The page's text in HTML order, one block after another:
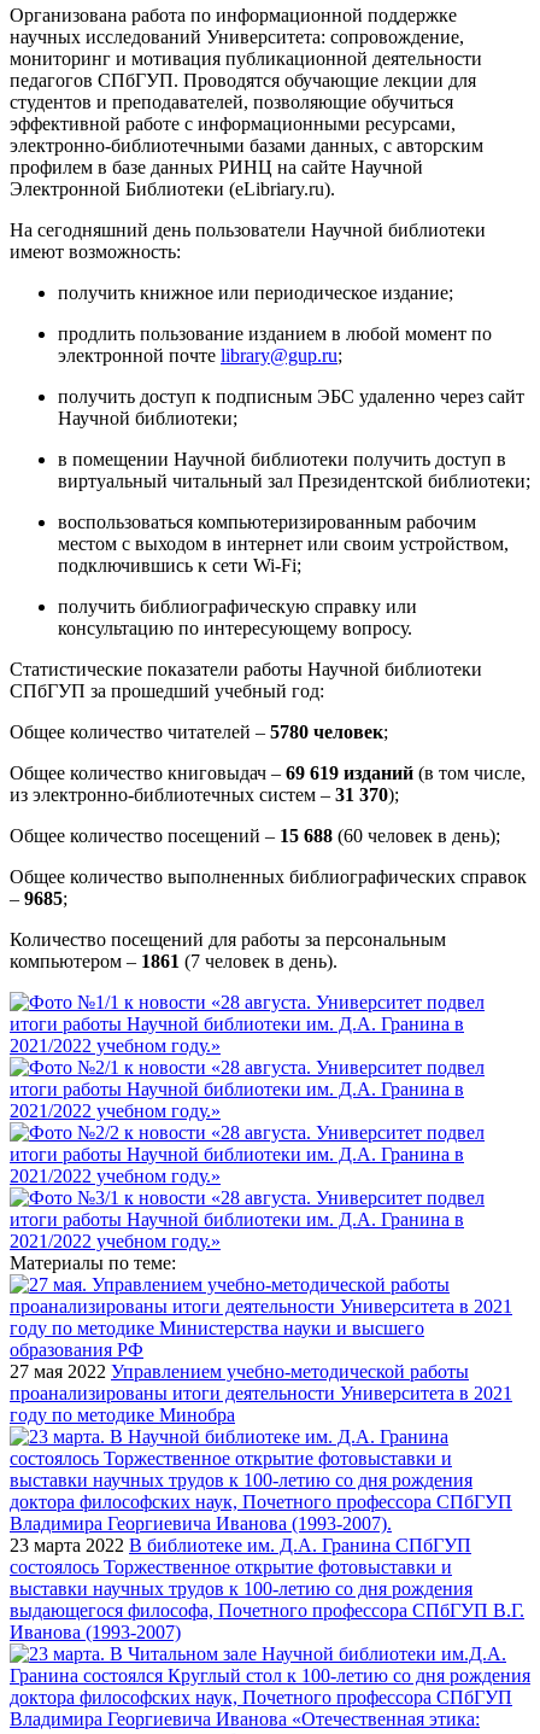
Организована работа по информационной поддержке
научных исследований Университета: сопровождение,
мониторинг и мотивация публикационной деятельности
педагогов СПбГУП. Проводятся обучающие лекции для
студентов и преподавателей, позволяющие обучиться
эффективной работе с информационными ресурсами,
электронно-библиотечными базами данных, с авторским
профилем в базе данных РИНЦ на сайте Научной
Электронной Библиотеки (eLibriary.ru).
На сегодняшний день пользователи Научной библиотеки
имеют возможность:
получить книжное или периодическое издание;
продлить пользование изданием в любой момент по
электронной почте library@gup.ru;
получить доступ к подписным ЭБС удаленно через сайт
Научной библиотеки;
в помещении Научной библиотеки получить доступ в
виртуальный читальный зал Президентской библиотеки;
воспользоваться компьютеризированным рабочим
местом с выходом в интернет или своим устройством,
подключившись к сети Wi-Fi;
получить библиографическую справку или
консультацию по интересующему вопросу.
Статистические показатели работы Научной библиотеки
СПбГУП за прошедший учебный год:
Общее количество читателей – 5780 человек;
Общее количество книговыдач – 69 619 изданий (в том числе,
из электронно-библиотечных систем – 31 370);
Общее количество посещений – 15 688 (60 человек в день);
Общее количество выполненных библиографических справок
– 9685;
Количество посещений для работы за персональным
компьютером – 1861 (7 человек в день).
Материалы по теме:
27 мая 2022 Управлением учебно-методической работы
проанализированы итоги деятельности Университета в 2021
году по методике Минобра
23 марта 2022 В библиотеке им. Д.А. Гранина СПбГУП
состоялось Торжественное открытие фотовыставки и
выставки научных трудов к 100-летию со дня рождения
выдающегося философа, Почетного профессора СПбГУП В.Г.
Иванова (1993-2007)